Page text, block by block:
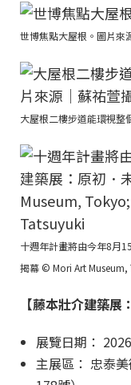
世博焦點大屋根。圖片來
大屋根二樓步道能環視整
十週年計畫將由今年8月
揭幕 © Mori Art
【藤本壯介建築展
展覽日期：
主展區： 忠泰